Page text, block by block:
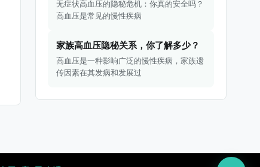
无症状高血压的隐秘危机：你真的安全吗？
高血压是常见的慢性疾病
家族高血压隐秘关系，你了解多少？
高血压是一种影响广泛的慢性疾病，家族遗
传因素在其发病和发展过